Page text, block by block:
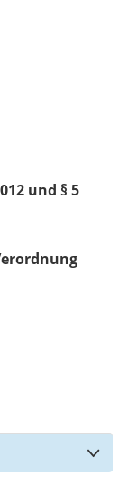
und § 5